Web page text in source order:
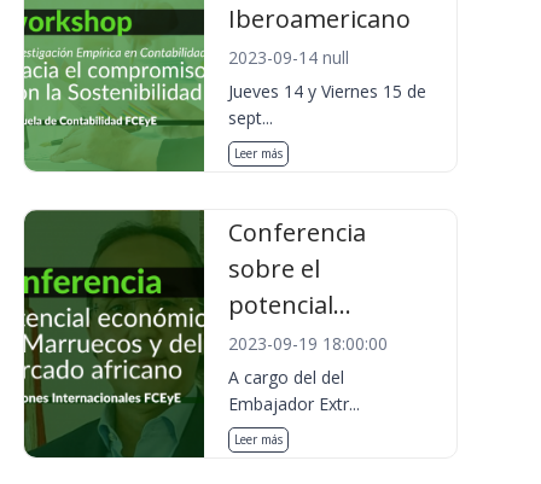
Iberoamericano
2023-09-14 null
Jueves 14 y Viernes 15 de
sept...
Leer más
Conferencia
sobre el
potencial...
2023-09-19 18:00:00
A cargo del del
Embajador Extr...
Leer más